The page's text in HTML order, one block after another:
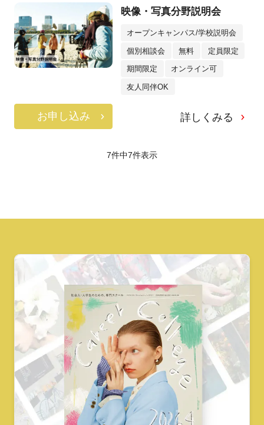
映像・写真分野説明会
オープンキャンパス/学校説明会
個別相談会 無料 定員限定
期間限定 オンライン可
友人同伴OK
お申し込み 詳しくみる
7件中7件表示